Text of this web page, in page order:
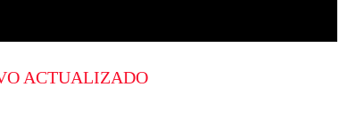
ACTUALIZADO